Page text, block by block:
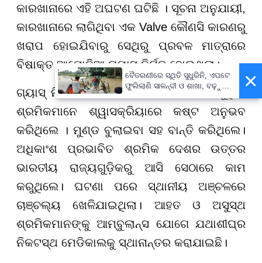
କାରଖାନାରେ ଏହି ଅଘଟଣ ଘଟିଛି । ସୂଚନା ଅନୁଯାୟୀ,
କାରଖାନାରେ ଲାଗିଥିବା ଏକ Valve କୌଣସି କାରଣରୁ
ଖରାପ ହୋଇଯିବାରୁ ସେଥିରୁ ପ୍ରବଳ ମାତ୍ରାରେ
ବିଷାକ୍ତ ଆମୋନିଆ ଗ୍ୟାସ୍ ନିର୍ଗତ ହୋଇଥିଲା।
ଗ୍ୟାସ୍ ନିର୍ଗତ ହେବା ପରେ ସେଠାରେ କାମ କରୁଥିବା
ଶ୍ରମିକମାନେ ଶ୍ୱାସକ୍ରିୟାରେ କଷ୍ଟ ଅନୁଭବ
କରିଥିଲେ । ମୁଣ୍ଡ ବୁଲାଇବା ସହ ବାନ୍ତି କରିଥିଲେ।
ଅଧିକାଂଶ ପ୍ରଭାବିତ ଶ୍ରମିକ ଦେଶର ଉତ୍ତର
ଭାରତୀୟ ରାଜ୍ୟଗୁଡ଼ିକରୁ ଆସି ସେଠାରେ କାମ
କରୁଥିଲେ। ଘଟଣା ପରେ ସ୍ଥାନୀୟ ଅଞ୍ଚଳରେ
ଚାଞ୍ଚଲ୍ୟ ଖେଳିଯାଇଥିଲା। ଆହତ ଓ ଅସୁସ୍ଥ
ଶ୍ରମିକମାନଙ୍କୁ ଆମ୍ବୁଲାନ୍ସ ଯୋଗେ ଯଥାଶୀଘ୍ର
ନିକଟସ୍ଥ ମେଡିକାଲକୁ ସ୍ଥାନାନ୍ତର କରାଯାଇଛି।
×
ବୈତରଣୀରେ ସ୍ଥିତି ସୁଧୁରିନି, ଏପଟେ
ଫୁଲିଲାଣି ସାଳନ୍ଦୀ ଓ ଶାଖା, ବଢ଼ୁଛି